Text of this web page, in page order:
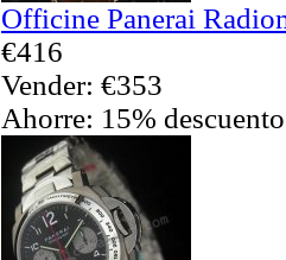
Officine Panerai
€416
Vender: €353
Ahorre: 15% descuento